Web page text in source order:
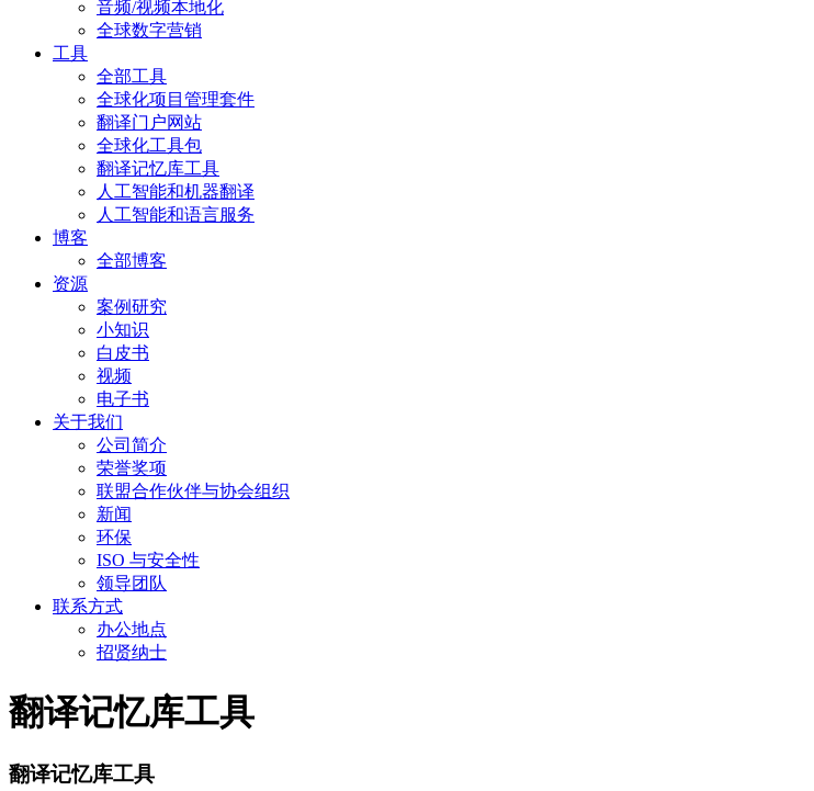
音频/视频本地化
全球数字营销
工具
全部工具
全球化项目管理套件
翻译门户网站
全球化工具包
翻译记忆库工具
人工智能和机器翻译
人工智能和语言服务
博客
全部博客
资源
案例研究
小知识
白皮书
视频
电子书
关于我们
公司简介
荣誉奖项
联盟合作伙伴与协会组织
新闻
环保
ISO 与安全性
领导团队
联系方式
办公地点
招贤纳士
翻译记忆库工具
翻译记忆库工具